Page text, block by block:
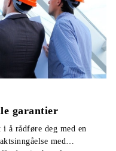
garantier
å rådføre deg med en
med